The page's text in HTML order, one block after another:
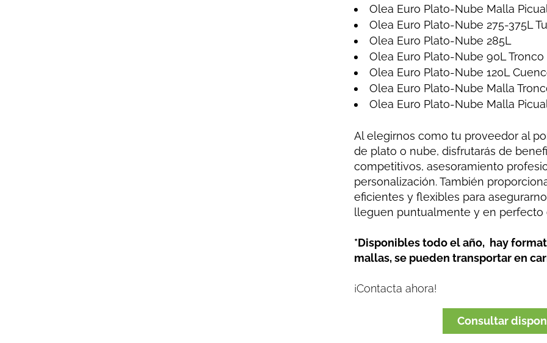
Olea Euro Plato-Nube Malla
Olea Euro Plato-Nube 275-375L
Olea Euro Plato-Nube 285L
Olea Euro Plato-Nube 90L
Olea Euro Plato-Nube 120L
Olea Euro Plato-Nube Malla
Olea Euro Plato-Nube Malla
Al elegirnos como tu proveedor al
de plato o nube, disfrutarás de
competitivos, asesoramiento
personalización. También
eficientes y flexibles para
lleguen puntualmente y en perfecto
*Disponibles todo el año, hay
mallas, se pueden transportar en
¡Contacta ahora!
Consultar